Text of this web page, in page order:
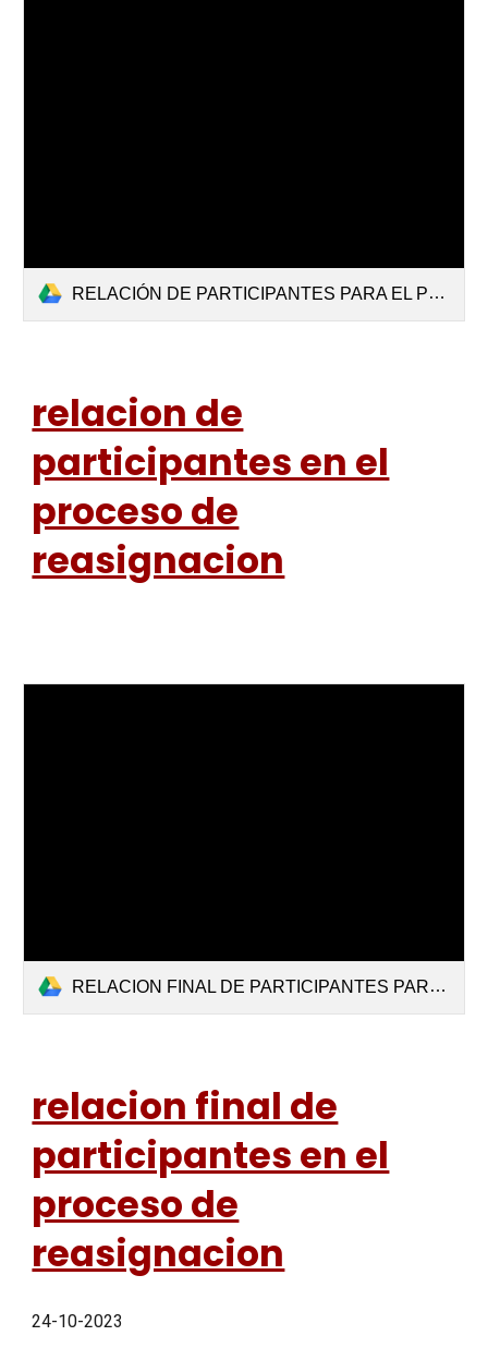
RELACIÓN DE PARTICIPANTES PARA EL PROCESO DE REASIGNACIÓN RED CUSCO NORTE 2023.pdf
relacion de
participantes en el
proceso de
reasignacion
RELACION FINAL DE PARTICIPANTES PARA EL PROCESO DE REASIGNACIÓN RED CUSCO NORTE 2023.pdf
relacion final de
participantes en el
proceso de
reasignacion
24-10-2023